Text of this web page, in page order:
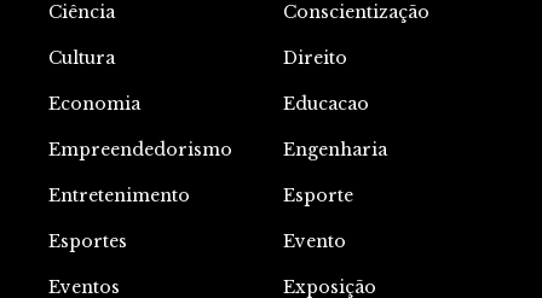
Ciência Conscientização
Cultura Direito
Economia Educacao
Empreendedorismo Engenharia
Entretenimento Esporte
Esportes Evento
Eventos Exposição